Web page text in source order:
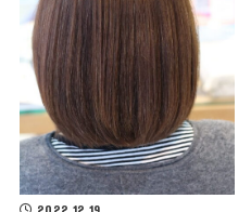
2022.12.19